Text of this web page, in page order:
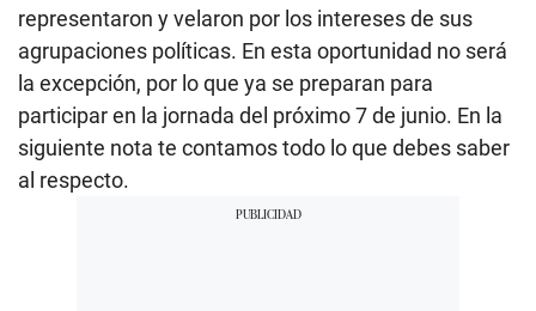
representaron y velaron por los intereses de sus
agrupaciones políticas. En esta oportunidad no será
la excepción, por lo que ya se preparan para
participar en la jornada del próximo 7 de junio. En la
siguiente nota te contamos todo lo que debes saber
al respecto.